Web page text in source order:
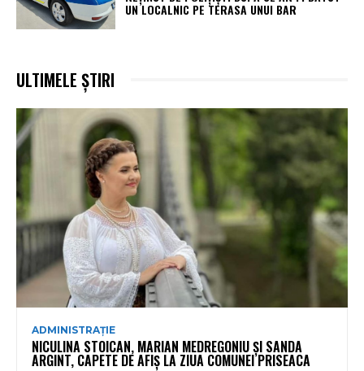
UN LOCALNIC PE TERASA UNUI BAR
ULTIMELE ȘTIRI
ADMINISTRAȚIE
NICULINA STOICAN, MARIAN MEDREGONIU ȘI SANDA
ARGINT, CAPETE DE AFIȘ LA ZIUA COMUNEI PRISEACA